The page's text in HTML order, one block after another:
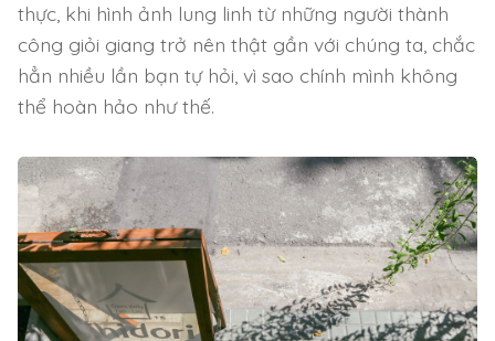
thực, khi hình ảnh lung linh từ những người thành
công giỏi giang trở nên thật gần với chúng ta, chắc
hẳn nhiều lần bạn tự hỏi, vì sao chính mình không
thể hoàn hảo như thế.